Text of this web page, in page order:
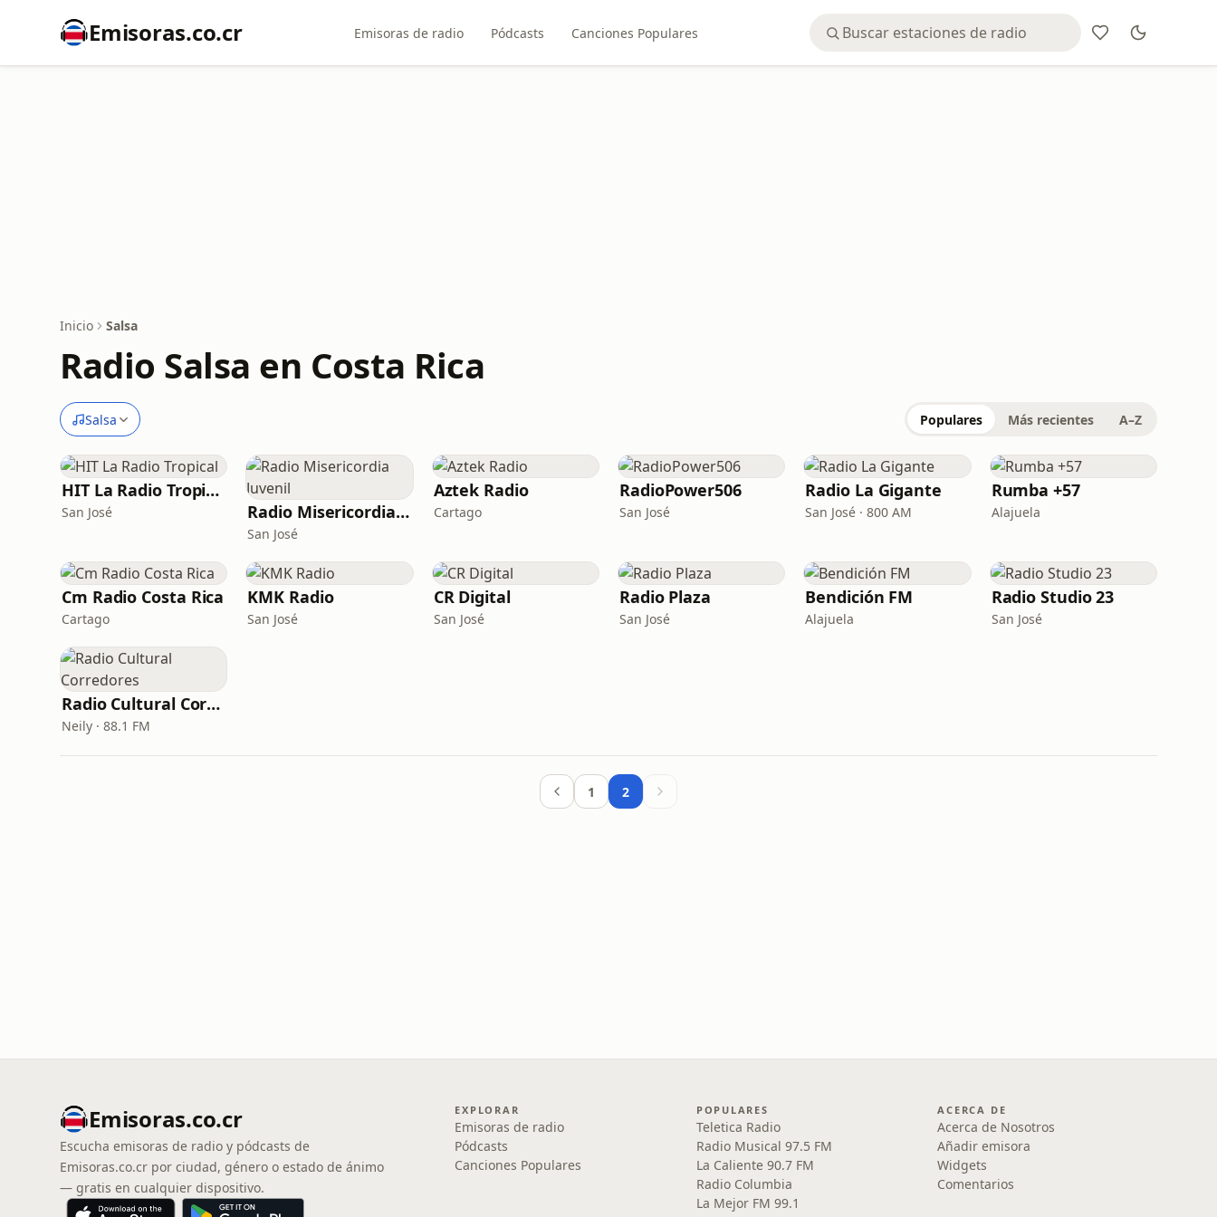
Emisoras.co.cr Emisoras de radio Pódcasts Canciones Populares
Inicio Salsa
Radio Salsa en Costa Rica
Salsa Populares Más recientes A–Z
HIT La Radio Tropical
San José Radio Misericordia Juvenil
San José
Aztek Radio
Cartago
RadioPower506
San José
Radio La Gigante
San José · 800 AM
Rumba +57
Alajuela
Cm Radio Costa Rica
Cartago
KMK Radio
San José
CR Digital
San José
Radio Plaza
San José
Bendición FM
Alajuela
Radio Studio 23
San José
Radio Cultural Corredores
Neily · 88.1 FM
1 2
Emisoras.co.cr
Escucha emisoras de radio y pódcasts de
Emisoras.co.cr por ciudad, género o estado de ánimo
— gratis en cualquier dispositivo.
EXPLORAR
Emisoras de radio
Pódcasts
Canciones Populares
POPULARES
Teletica Radio
Radio Musical 97.5 FM
La Caliente 90.7 FM
Radio Columbia
La Mejor FM 99.1
ACERCA DE
Acerca de Nosotros
Añadir emisora
Widgets
Comentarios